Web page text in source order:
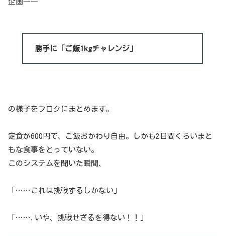
企画――
勝手に「ご飯1kgチャレンジ」
の様子をブログにまとめます。
定食が600円で、ご飯おかわり自由。しかも2日間くらいまと
もな食事をとっていない。
このシステムを聞いた瞬間、
「……これは挑戦するしかない」
「…….いや、挑戦せざるを得ない！！」